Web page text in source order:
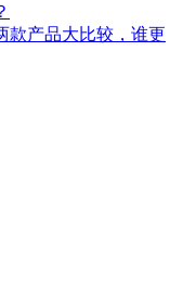
款产品大比较，谁更